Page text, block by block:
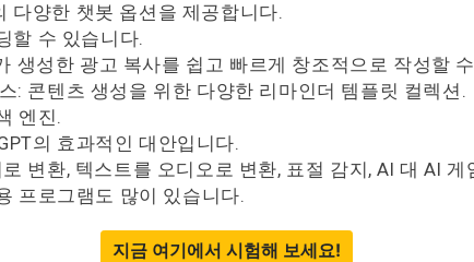
다양한 챗봇 옵션을 제공합니다.
할 수 있습니다.
생성한 광고 복사를 쉽고 빠르게 창조적으로 작성할
: 콘텐츠 생성을 위한 다양한 리마인더 템플릿 컬렉션.
엔진.
의 효과적인 대안입니다.
변환, 텍스트를 오디오로 변환, 표절 감지, AI 대 AI 게
프로그램도 많이 있습니다.
지금 여기에서 시험해 보세요!